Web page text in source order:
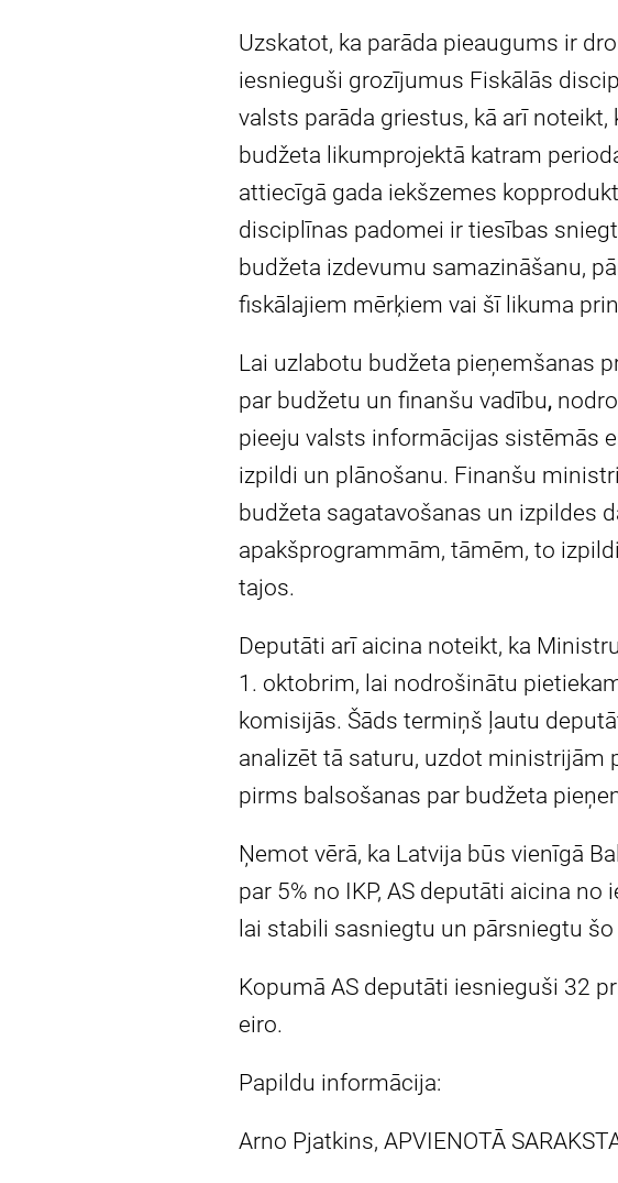
Uzskatot, ka parāda pieaugums ir
iesnieguši grozījumus Fiskālās
valsts parāda griestus, kā arī
budžeta likumprojektā katram
attiecīgā gada iekšzemes
disciplīnas padomei ir tiesības
budžeta izdevumu samazināšanu,
fiskālajiem mērķiem vai šī likuma
Lai uzlabotu budžeta pieņemšanas
par budžetu un finanšu vadību,
pieeju valsts informācijas sistēmās
izpildi un plānošanu. Finanšu
budžeta sagatavošanas un izpildes
apakšprogrammām, tāmēm, to
tajos.
Deputāti arī aicina noteikt, ka
1. oktobrim, lai nodrošinātu
komisijās. Šāds termiņš ļautu
analizēt tā saturu, uzdot
pirms balsošanas par budžeta
Ņemot vērā, ka Latvija būs vienīgā
par 5% no IKP, AS deputāti aicina
lai stabili sasniegtu un pārsniegtu
Kopumā AS deputāti iesnieguši 32
eiro.
Papildu informācija:
Arno Pjatkins, APVIENOTĀ